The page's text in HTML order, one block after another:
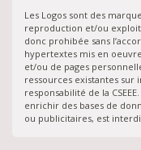
Les Logos sont des
reproduction et/ou
donc prohibée sans
hypertextes mis en
et/ou de pages
ressources existantes sur
responsabilité de la
enrichir des bases de
ou publicitaires, est